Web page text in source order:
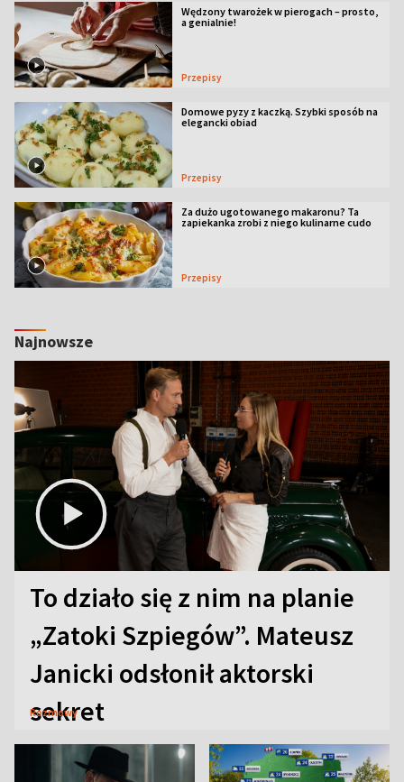
Wędzony twarożek w pierogach – prosto,
a genialnie!
Przepisy
Domowe pyzy z kaczką. Szybki sposób na
elegancki obiad
Przepisy
Za dużo ugotowanego makaronu? Ta
zapiekanka zrobi z niego kulinarne cudo
Przepisy
Najnowsze
To działo się z nim na planie
„Zatoki Szpiegów”. Mateusz
Janicki odsłonił aktorski
sekret
Rozmowy